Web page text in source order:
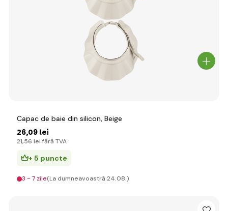
Capac de baie din silicon, Beige
26,09 lei
21,56 lei fără TVA
+ 5 puncte
3 - 7 zile(La dumneavoastră 24.08.)